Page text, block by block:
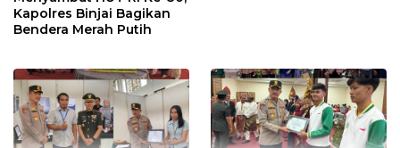
Kapolres Binjai Bagikan
Bendera Merah Putih